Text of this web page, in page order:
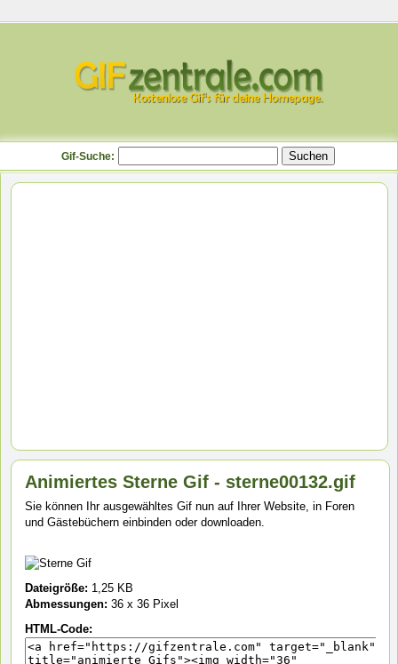
Gif-Suche:
Animiertes Sterne Gif - sterne00132.gif
Sie können Ihr ausgewähltes Gif nun auf Ihrer Website, in Foren
und Gästebüchern einbinden oder downloaden.
Dateigröße: 1,25 KB
Abmessungen: 36 x 36 Pixel
HTML-Code: